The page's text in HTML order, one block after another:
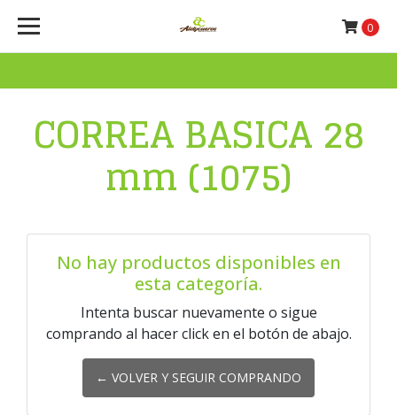
0
CORREA BASICA 28
mm (1075)
No hay productos disponibles en
esta categoría.
Intenta buscar nuevamente o sigue
comprando al hacer click en el botón de abajo.
← VOLVER Y SEGUIR COMPRANDO